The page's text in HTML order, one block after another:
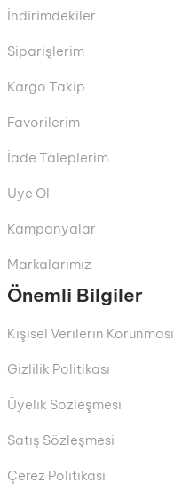
İndirimdekiler
Siparişlerim
Kargo Takip
Favorilerim
İade Taleplerim
Üye Ol
Kampanyalar
Markalarımız
Önemli Bilgiler
Kişisel Verilerin Korunması
Gizlilik Politikası
Üyelik Sözleşmesi
Satış Sözleşmesi
Çerez Politikası